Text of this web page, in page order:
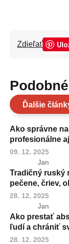
Zdieľať
Ďalšie
Ako správne
profesionálne
09. 12. 2025
Jan
Tradičný ruský
pečene, čriev,
28. 12. 2025
Jan
Ako prestať
ľudí a chrániť
28. 12. 2025